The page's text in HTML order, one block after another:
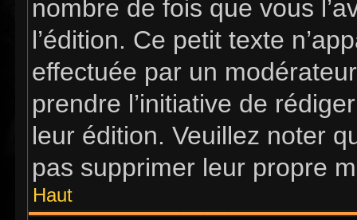
nombre de fois que vous
l’édition. Ce petit texte
effectuée par un
prendre l’initiative de
leur édition. Veuillez noter
pas supprimer leur propre
Haut